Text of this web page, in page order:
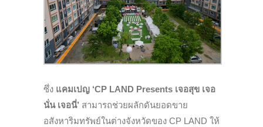
ซึ่ง แคมเปญ ‘CP LAND Presents เจอสุข เจอ
นั่น เจอนี่’ สามารถช่วยผลักดันยอดขาย
อสังหาริมทรัพย์ในต่างจังหวัดของ CP LAND ให้